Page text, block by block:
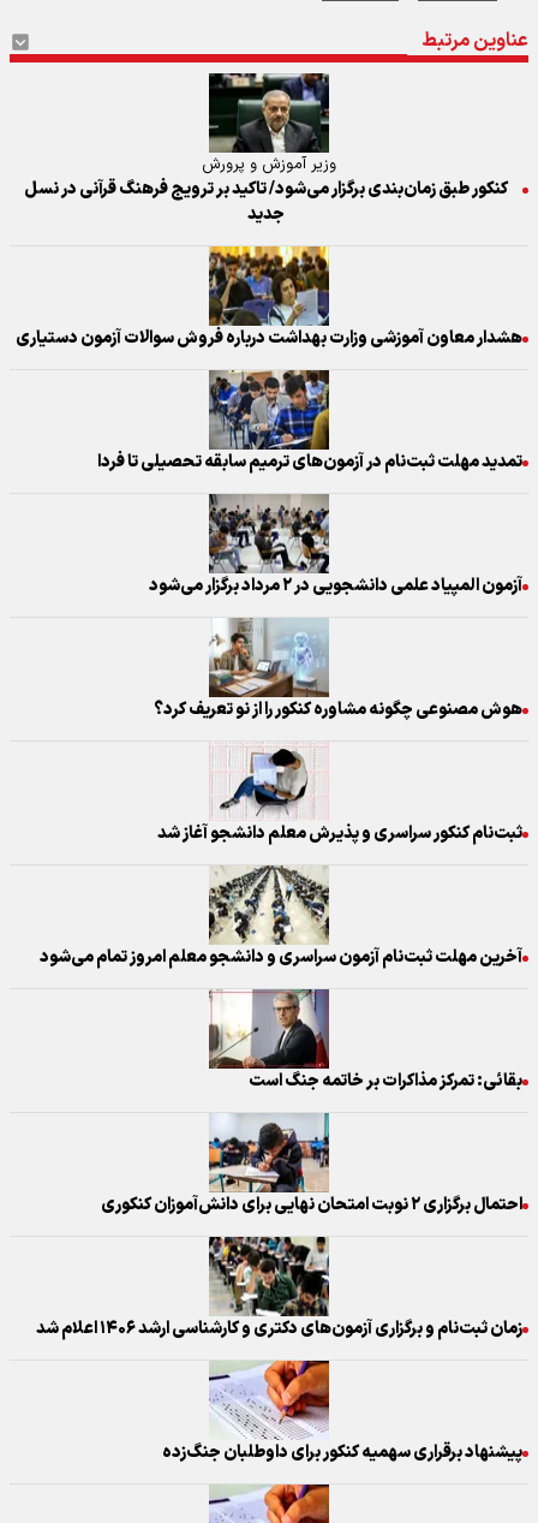
عناوین مرتبط
وزیر آموزش و پرورش
کنکور طبق زمان‌بندی برگزار می‌شود/ تاکید بر ترویج فرهنگ قرآنی در نسل
جدید
هشدار معاون آموزشی وزارت بهداشت درباره فروش سوالات آزمون دستیاری
تمدید مهلت ثبت‌نام در آزمون‌های ترمیم سابقه تحصیلی تا فردا
آزمون المپیاد علمی دانشجویی در ۲ مرداد برگزار می‌شود
هوش مصنوعی چگونه مشاوره کنکور را از نو تعریف کرد؟
ثبت‌نام کنکور سراسری و پذیرش معلم دانشجو آغاز شد
آخرین مهلت ثبت‌نام آزمون سراسری و دانشجو معلم امروز تمام می‌شود
بقائی: تمرکز مذاکرات بر خاتمه جنگ است
احتمال برگزاری ۲ نوبت امتحان نهایی برای دانش‌آموزان کنکوری
زمان ثبت‌نام و برگزاری آزمون‌های دکتری و کارشناسی ارشد ۱۴۰۶ اعلام شد
پیشنهاد برقراری سهمیه کنکور برای داوطلبان جنگ‌زده